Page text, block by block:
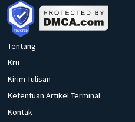
Tentang
Kru
Kirim Tulisan
Ketentuan Artikel Terminal
Kontak